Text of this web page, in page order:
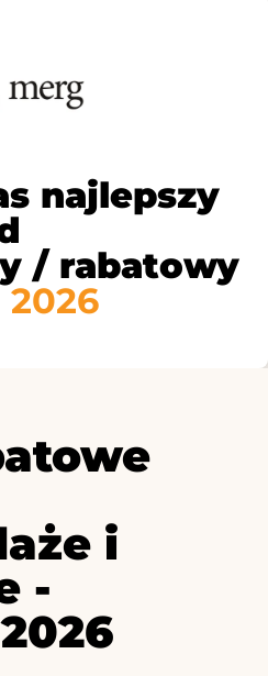
najlepszy
/ rabatowy
i
-